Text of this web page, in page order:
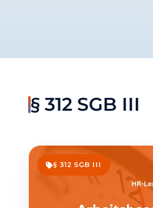
§ 312 SGB III
§ 312 SGB III